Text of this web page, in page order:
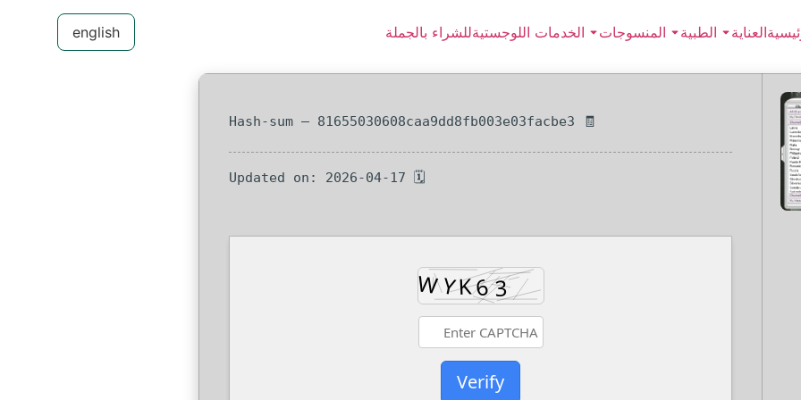
العناية الطبية المنسوجات الخدمات اللوجستيةللشراء بالجملة english
🧾 Hash-sum — 81655030608caa9dd8fb003e03facbe3
🗓 Updated on: 2026-04-17
Verify